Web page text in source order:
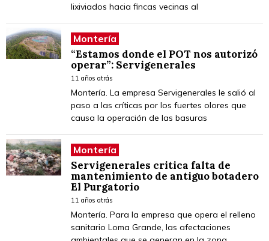
lixiviados hacia fincas vecinas al
Montería
“Estamos donde el POT nos autorizó
operar”: Servigenerales
11 años atrás
Montería. La empresa Servigenerales le salió al
paso a las críticas por los fuertes olores que
causa la operación de las basuras
Montería
Servigenerales critica falta de
mantenimiento de antiguo botadero
El Purgatorio
11 años atrás
Montería. Para la empresa que opera el relleno
sanitario Loma Grande, las afectaciones